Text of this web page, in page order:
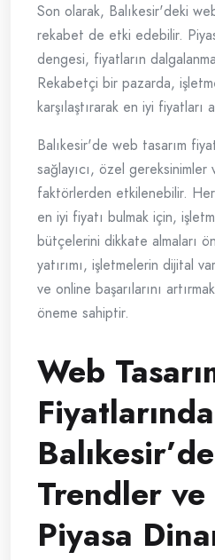
Son olarak, Balıkesir'deki
rekabet de etki edebilir.
dengesi, fiyatların
Rekabetçi bir pazarda,
karşılaştırarak en iyi fiyatları
Balıkesir'de web tasarım
sağlayıcı, özel
faktörlerden etkilenebilir.
en iyi fiyatı bulmak için,
bütçelerini dikkate almaları
yatırımı, işletmelerin dijital
ve online başarılarını
öneme sahiptir.
Web
Fiyatlarında
Trendler
Piyasa